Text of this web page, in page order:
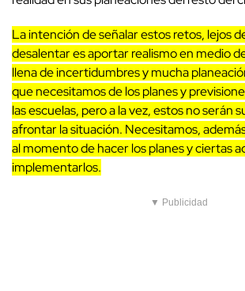
La intención de señalar estos retos, lejos
desalentar es aportar realismo en medio
llena de incertidumbres y mucha
que necesitamos de los planes y
las escuelas, pero a la vez, estos no serán
afrontar la situación. Necesitamos,
al momento de hacer los planes y ciertas
implementarlos.
▼ Publicidad